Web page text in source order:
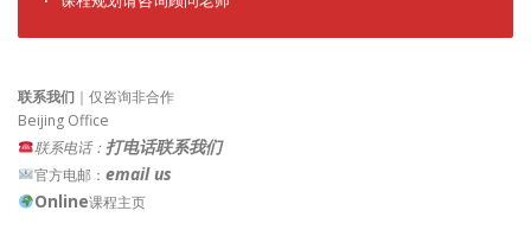
联系我们 ｜仅咨询非合作
Beijing Office
联系电话： 打电话联系我们
官方电邮： email us
Online课程主页